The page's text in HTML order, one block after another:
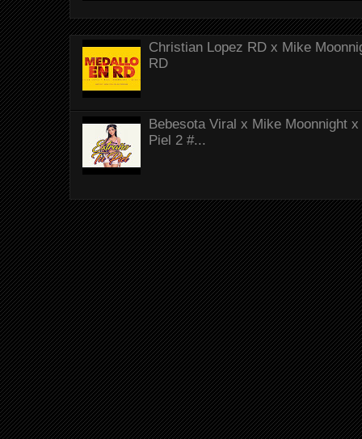
Christian Lopez RD x Mike
RD
Bebesota Viral x Mike Moonnight
Piel 2 #...